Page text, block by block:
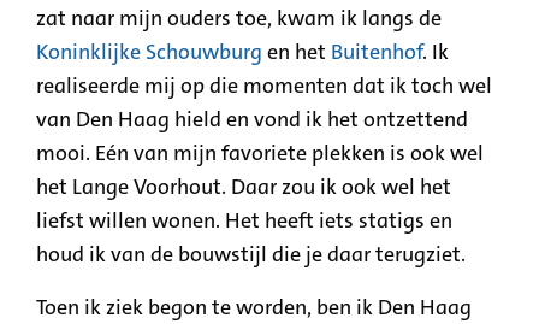
zat naar mijn ouders toe, kwam ik langs de
Koninklijke Schouwburg en het Buitenhof. Ik
realiseerde mij op die momenten dat ik toch wel
van Den Haag hield en vond ik het ontzettend
mooi. Eén van mijn favoriete plekken is ook wel
het Lange Voorhout. Daar zou ik ook wel het
liefst willen wonen. Het heeft iets statigs en
houd ik van de bouwstijl die je daar terugziet.
Toen ik ziek begon te worden, ben ik Den Haag